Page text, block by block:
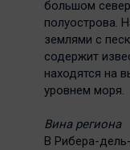
большом
полуострова.
землями с
содержит
находятся на
уровнем моря.
Вина региона
В Рибера-